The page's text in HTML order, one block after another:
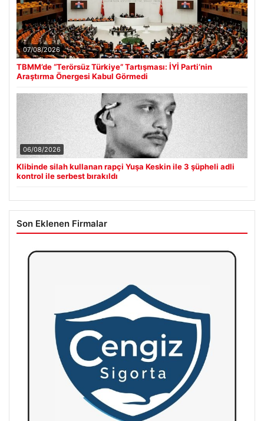
07/08/2026
TBMM’de “Terörsüz Türkiye” Tartışması: İYİ Parti’nin
Araştırma Önergesi Kabul Görmedi
06/08/2026
Klibinde silah kullanan rapçi Yuşa Keskin ile 3 şüpheli adli
kontrol ile serbest bırakıldı
Son Eklenen Firmalar